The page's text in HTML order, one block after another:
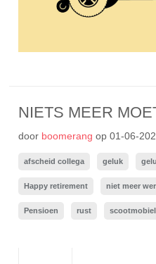
NIETS MEER
door boomerang op01-06-
afscheid collega geluk
Happy retirement niet meer
Pensioen rust scootmobiel